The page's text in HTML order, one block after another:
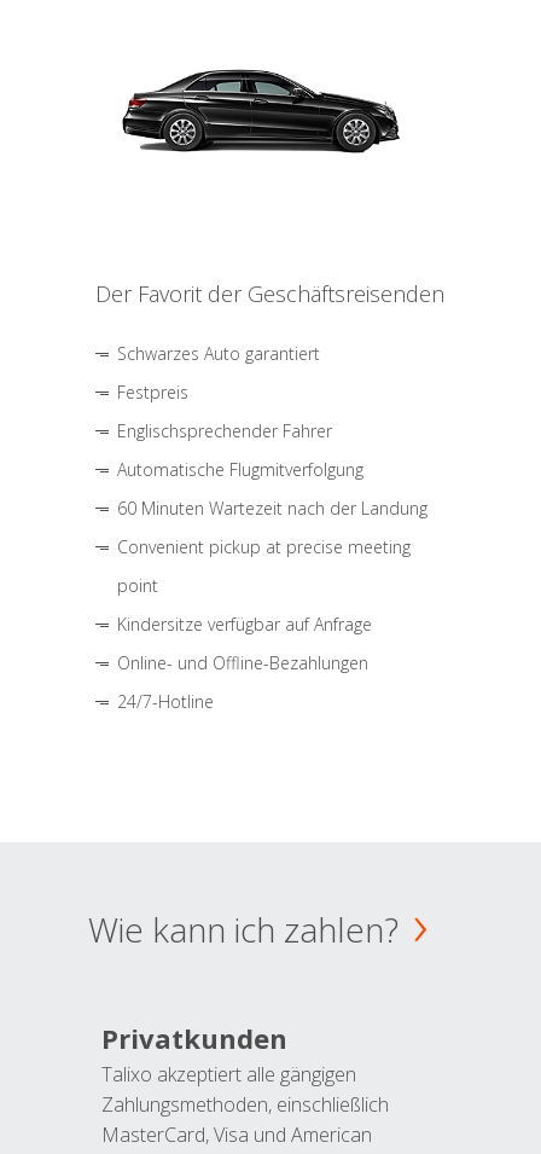
Der Favorit der Geschäftsreisenden
Schwarzes Auto garantiert
Festpreis
Englischsprechender Fahrer
Automatische Flugmitverfolgung
60 Minuten Wartezeit nach der Landung
Convenient pickup at precise meeting
point
Kindersitze verfügbar auf Anfrage
Online- und Offline-Bezahlungen
24/7-Hotline
Wie kann ich zahlen?
Privatkunden
Talixo akzeptiert alle gängigen
Zahlungsmethoden, einschließlich
MasterCard, Visa und American